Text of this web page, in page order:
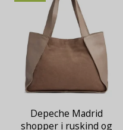
Depeche Madrid
shopper i ruskind og